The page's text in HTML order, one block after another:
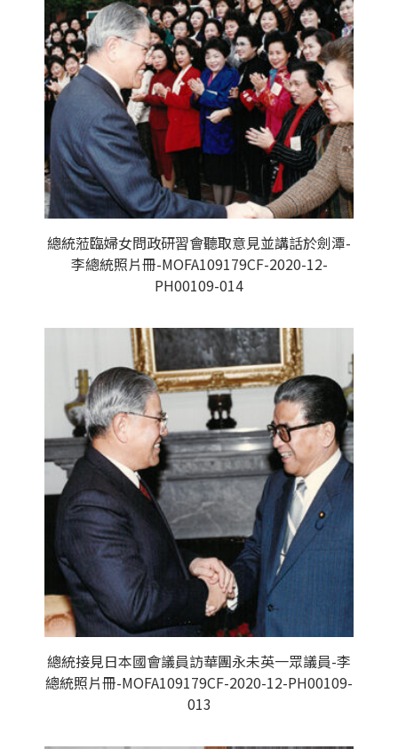
總統蒞臨婦女問政研習會聽取意見並講話於劍潭-
李總統照片冊-MOFA109179CF-2020-12-
PH00109-014
總統接見日本國會議員訪華團永未英一眾議員-李
總統照片冊-MOFA109179CF-2020-12-PH00109-
013